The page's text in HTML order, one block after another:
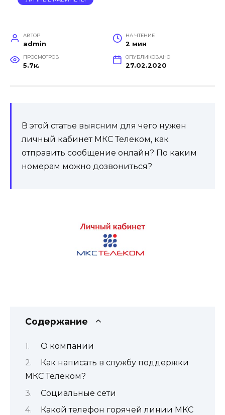
АВТОР
admin
НА ЧТЕНИЕ
2 мин
ПРОСМОТРОВ
5.7к.
ОПУБЛИКОВАНО
27.02.2020
В этой статье выясним для чего нужен
личный кабинет МКС Телеком, как
отправить сообщение онлайн? По каким
номерам можно дозвониться?
Содержание
О компании
Как написать в службу поддержки
МКС Телеком?
Социальные сети
Какой телефон горячей линии МКС